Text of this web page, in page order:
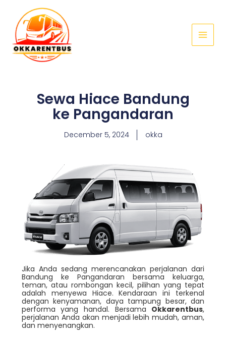
content
Menu
Sewa Hiace Bandung
ke Pangandaran
December 5, 2024 okka
Jika Anda sedang merencanakan perjalanan dari
Bandung ke Pangandaran bersama keluarga,
teman, atau rombongan kecil, pilihan yang tepat
adalah menyewa Hiace. Kendaraan ini terkenal
dengan kenyamanan, daya tampung besar, dan
performa yang handal. Bersama Okkarentbus,
perjalanan Anda akan menjadi lebih mudah, aman,
dan menyenangkan.